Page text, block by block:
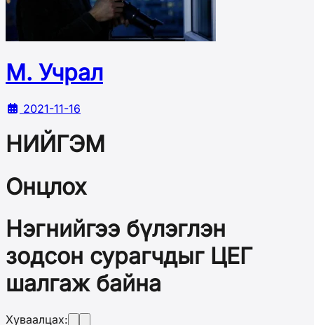
М. Учрал
2021-11-16
НИЙГЭМ
Онцлох
Нэгнийгээ бүлэглэн
зодсон сурагчдыг ЦЕГ
шалгаж байна
Хуваалцах: